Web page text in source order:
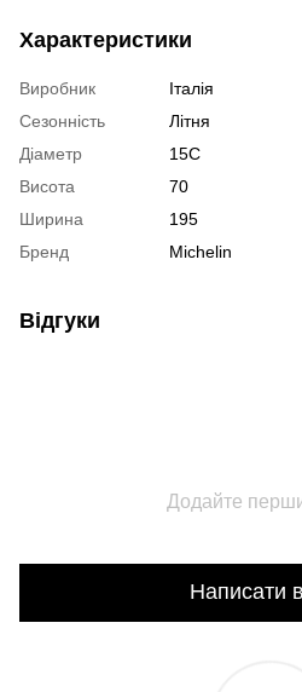
Характеристики
Виробник
Італія
Сезонність
Літня
Діаметр
15C
Висота
70
Ширина
195
Бренд
Michelin
Відгуки
Додайте
Написати